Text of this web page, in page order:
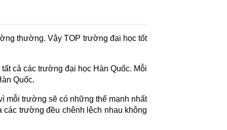
thường. Vậy TOP trường đại học tốt
cả các trường đại học Hàn Quốc. Mỗi
Quốc.
mỗi trường sẽ có những thế mạnh nhất
trường đều chênh lệch nhau không